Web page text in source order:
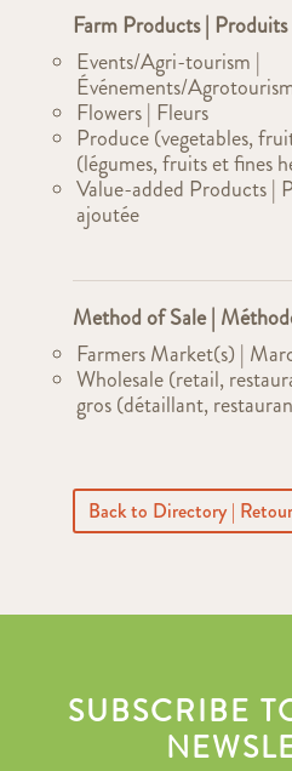
Farm Products |
Events/Agri-tourism |
Événements/
Flowers | Fleurs
Produce (vegetables,
(légumes, fruits et fines
Value-added Products |
ajoutée
Method of Sale |
Farmers Market(s) |
Wholesale (retail,
gros (détaillant,
Back to Directory |
SUBSCRIBE